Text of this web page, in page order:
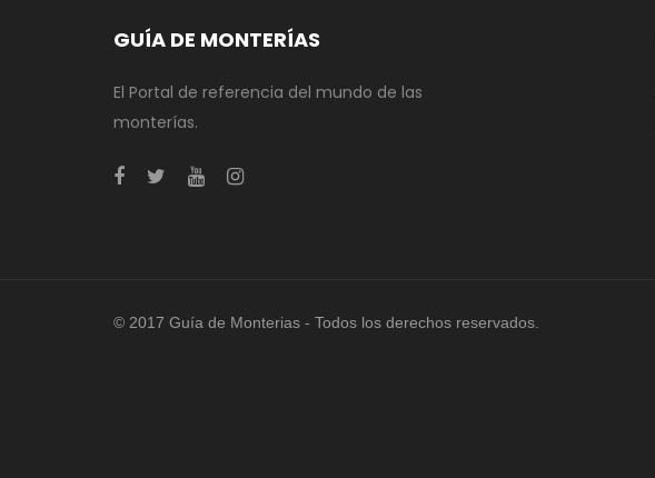
GUÍA DE MONTERÍAS
El Portal de referencia del mundo de las
monterías.
© 2017 Guía de Monterias - Todos los derechos reservados.